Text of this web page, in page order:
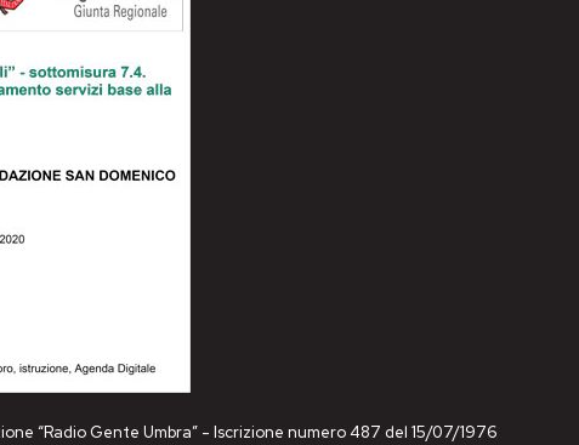
“Radio Gente Umbra” - Iscrizione numero 487 del 15/07/1976